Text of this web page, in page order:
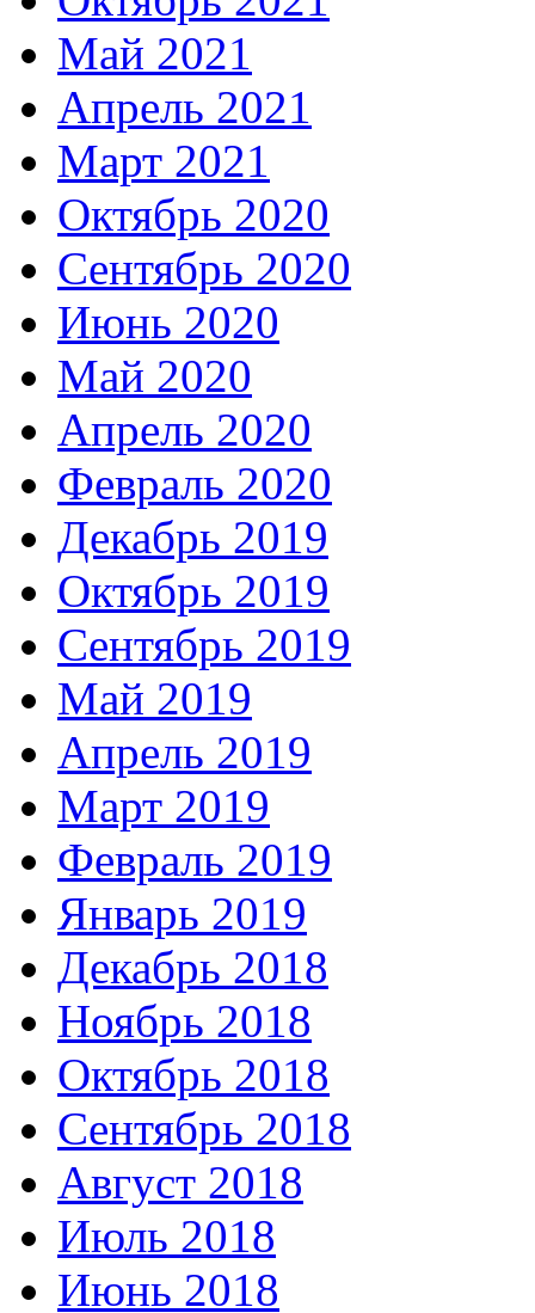
Май 2021
Апрель 2021
Март 2021
Октябрь 2020
Сентябрь 2020
Июнь 2020
Май 2020
Апрель 2020
Февраль 2020
Декабрь 2019
Октябрь 2019
Сентябрь 2019
Май 2019
Апрель 2019
Март 2019
Февраль 2019
Январь 2019
Декабрь 2018
Ноябрь 2018
Октябрь 2018
Сентябрь 2018
Август 2018
Июль 2018
Июнь 2018